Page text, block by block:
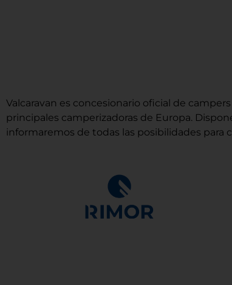
Valcaravan es concesionario oficial de campers
principales camperizadoras de Europa.
informaremos de todas las posibilidades